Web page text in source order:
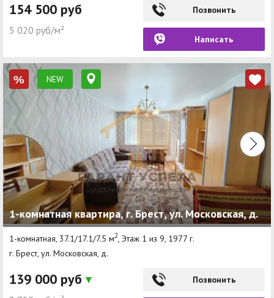
154 500 руб
5 020 руб/м²
Позвонить
Написать
% NEW
1-комнатная квартира, г. Брест, ул. Московская, д.
1-комнатная, 37.1/17.1/7.5 м2, Этаж 1 из 9, 1977 г.
г. Брест, ул. Московская, д.
139 000 руб Позвонить